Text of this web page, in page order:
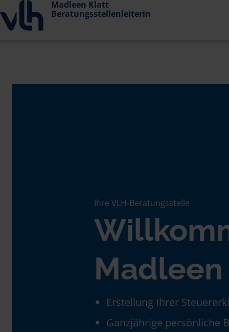
Madleen Klatt
Beratungsstellenleiterin
Ihre VLH-Beratungsstelle
Erstellung Ihrer
Ganzjährige persönliche